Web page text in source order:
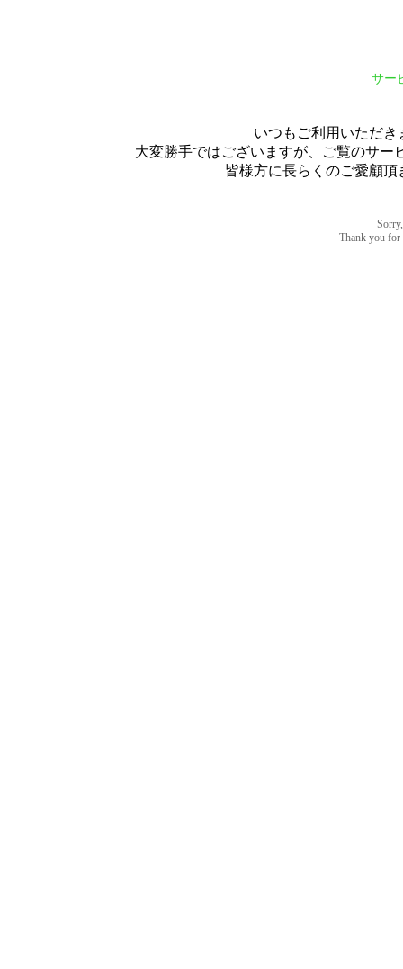
サー
いつもご利用いただ
大変勝手ではございますが、ご覧のサー
皆様方に長らくのご愛顧
Thank you for